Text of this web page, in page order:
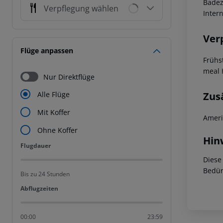
Verpflegung wählen
Flüge anpassen
Nur Direktflüge
Alle Flüge
Mit Koffer
Ohne Koffer
Flugdauer
Flugdauer
Bis zu 24 Stunden
Abflugzeiten
Abflugzeiten
00:00 23:59
meal